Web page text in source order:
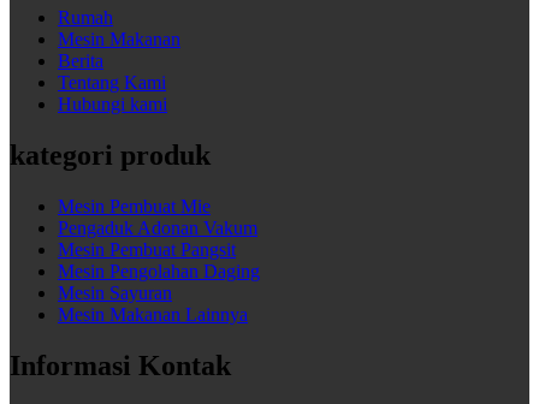
Rumah
Mesin Makanan
Berita
Tentang Kami
Hubungi kami
kategori produk
Mesin Pembuat Mie
Pengaduk Adonan Vakum
Mesin Pembuat Pangsit
Mesin Pengolahan Daging
Mesin Sayuran
Mesin Makanan Lainnya
Informasi Kontak